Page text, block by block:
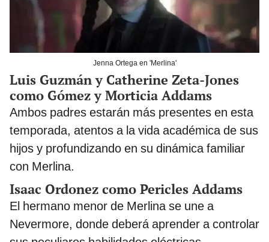
Jenna Ortega en 'Merlina'
Luis Guzmán y Catherine Zeta-Jones
como Gómez y Morticia Addams
Ambos padres estarán más presentes en esta
temporada, atentos a la vida académica de sus
hijos y profundizando en su dinámica familiar
con Merlina.
Isaac Ordonez como Pericles Addams
El hermano menor de Merlina se une a
Nevermore, donde deberá aprender a controlar